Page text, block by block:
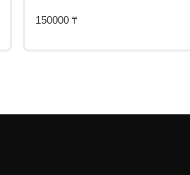
150000 ₸